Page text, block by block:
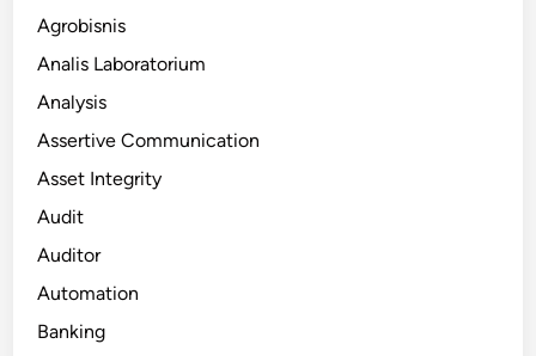
Agrobisnis
Analis Laboratorium
Analysis
Assertive Communication
Asset Integrity
Audit
Auditor
Automation
Banking